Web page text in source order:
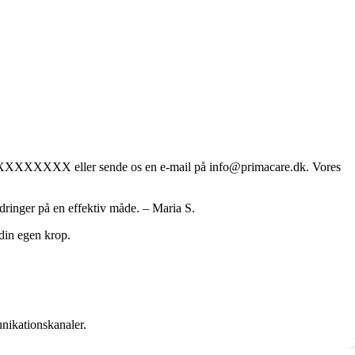
eller sende os en e-mail på info@primacare.dk. Vores
på en effektiv måde. – Maria S.
egen krop.